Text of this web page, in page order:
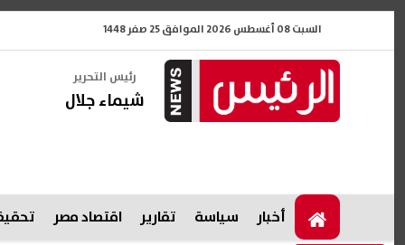
السبت 08 أغسطس 2026 الموافق 25 صفر 1448
رئيس التحرير
شيماء جلال
أخبار سياسة تقارير اقتصاد مصر